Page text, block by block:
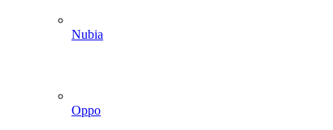
Nubia
Oppo